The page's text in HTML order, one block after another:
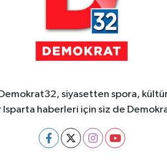
Demokrat32, siyasetten spora,
Isparta haberleri için siz de